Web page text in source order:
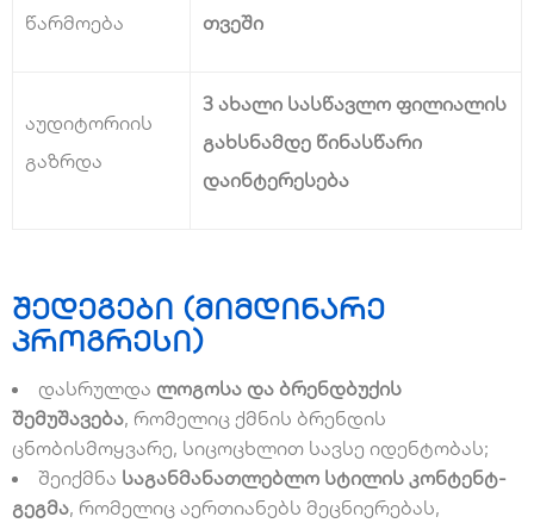
წარმოება
თვეში
აუდიტორიის
გაზრდა
3 ახალი სასწავლო ფილიალის
გახსნამდე წინასწარი
დაინტერესება
შედეგები (მიმდინარე
პროგრესი)
დასრულდა ლოგოსა და ბრენდბუქის
შემუშავება, რომელიც ქმნის ბრენდის
ცნობისმოყვარე, სიცოცხლით სავსე იდენტობას;
შეიქმნა საგანმანათლებლო სტილის კონტენტ-
გეგმა, რომელიც აერთიანებს მეცნიერებას,